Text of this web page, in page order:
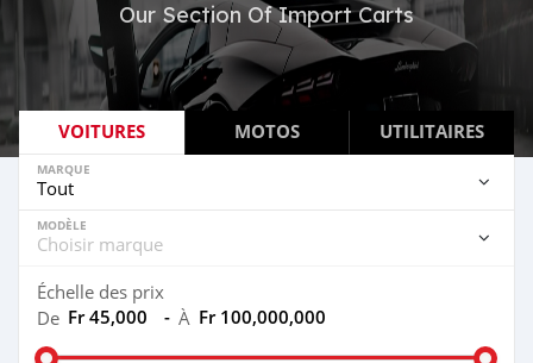
Our Section Of Import Carts
VOITURES MOTOS UTILITAIRES
MARQUE
MODÈLE
Échelle des prix
De Fr 45,000 - À Fr 100,000,000